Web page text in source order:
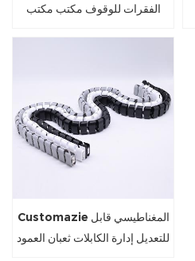
الفقرات للوقوف مكتب مكتب
Customazie المغناطيسي قابل
للتعديل إدارة الكابلات ثعبان العمود